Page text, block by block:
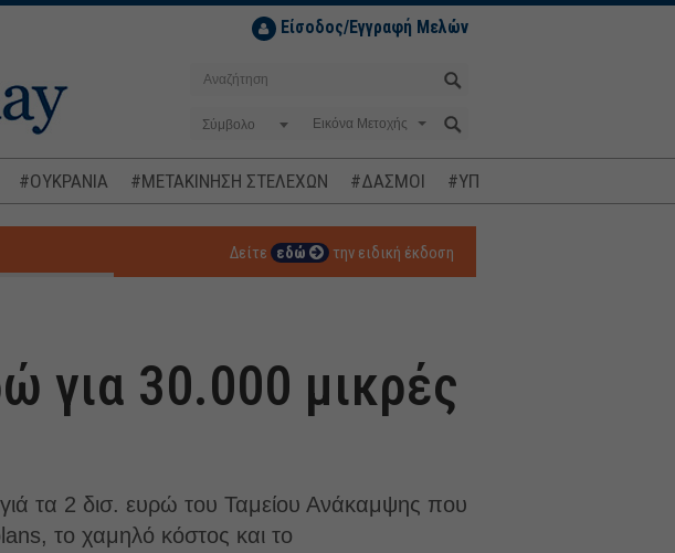
Είσοδος/Εγγραφή Μελών
Σύμβολο
#ΟΥΚΡΑΝΙΑ #ΜΕΤΑΚΙΝΗΣΗ ΣΤΕΛΕΧΩΝ #ΔΑΣΜΟΙ #ΥΠΟΚΛΟΠΕΣ
Δείτε εδώ την ειδική έκδοση
για 30.000 μικρές
τα 2 δισ. ευρώ του Ταμείου Ανάκαμψης που
το χαμηλό κόστος και το